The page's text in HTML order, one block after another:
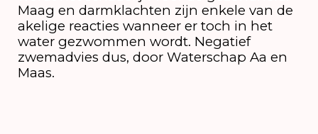
Maag en darmklachten zijn enkele van de
akelige reacties wanneer er toch in het
water gezwommen wordt. Negatief
zwemadvies dus, door Waterschap Aa en
Maas.